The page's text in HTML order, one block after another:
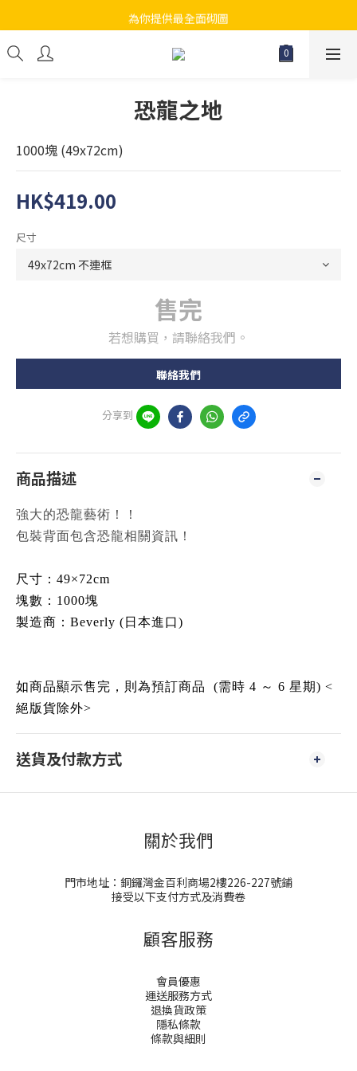
江帆天楊砌圖
為你提供最全面砌圖
無論大人小朋友都會搵到佢哋最鐘意既砌圖
恐龍之地
1000塊 (49x72cm)
HK$419.00
尺寸
售完
若想購買，請聯絡我們。
聯絡我們
分享到
商品描述
強大的恐龍藝術！！
包裝背面包含恐龍相關資訊！
尺寸：49×72cm
塊數：1000塊
製造商： Beverly (日本進口)
如商品顯示售完，則為預訂商品 (需時 4 ～ 6 星期) <
絕版貨除外>
送貨及付款方式
關於我們
門市地址：銅鑼灣金百利商場2樓226-227號鋪
接受以下支付方式及消費卷
顧客服務
會員優惠
運送服務方式
退換貨政策
隱私條款
條款與細則